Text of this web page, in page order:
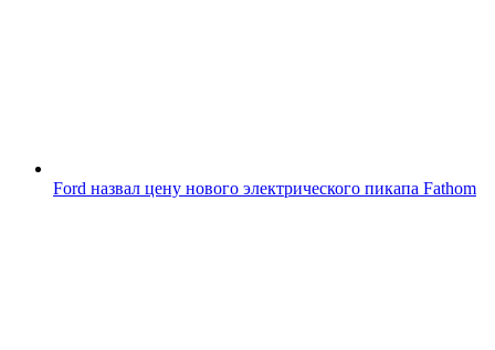
Ford назвал цену нового электрического пикапа Fathom